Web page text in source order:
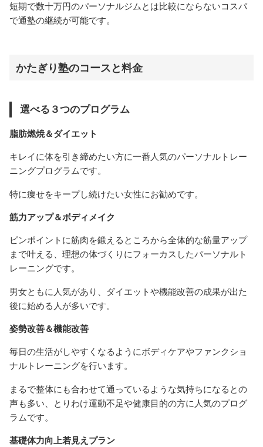
短期で数十万円のパーソナルジムとは比較にならないコスパ
で通塾の継続が可能です。
かたぎり塾のコースと料金
選べる３つのプログラム
脂肪燃焼＆ダイエット
キレイに体を引き締めたい方に一番人気のパーソナルトレー
ニングプログラムです。
特に痩せをキープし続けたい女性にお勧めです。
筋力アップ＆ボディメイク
ピンポイントに筋肉を鍛えるところから全体的な筋量アップ
まで叶える、理想の体づくりにフォーカスしたパーソナルト
レーニングです。
男女ともに人気があり、ダイエットや機能改善の成果が出た
後に始める人が多いです。
姿勢改善＆機能改善
毎日の生活がしやすくなるようにボディケアやファンクショ
ナルトレーニングを行います。
まるで整体にも合わせて通っているような気持ちになるとの
声も多い、とりわけ運動不足や健康目的の方に人気のプログ
ラムです。
基礎体力向上若見えプラン